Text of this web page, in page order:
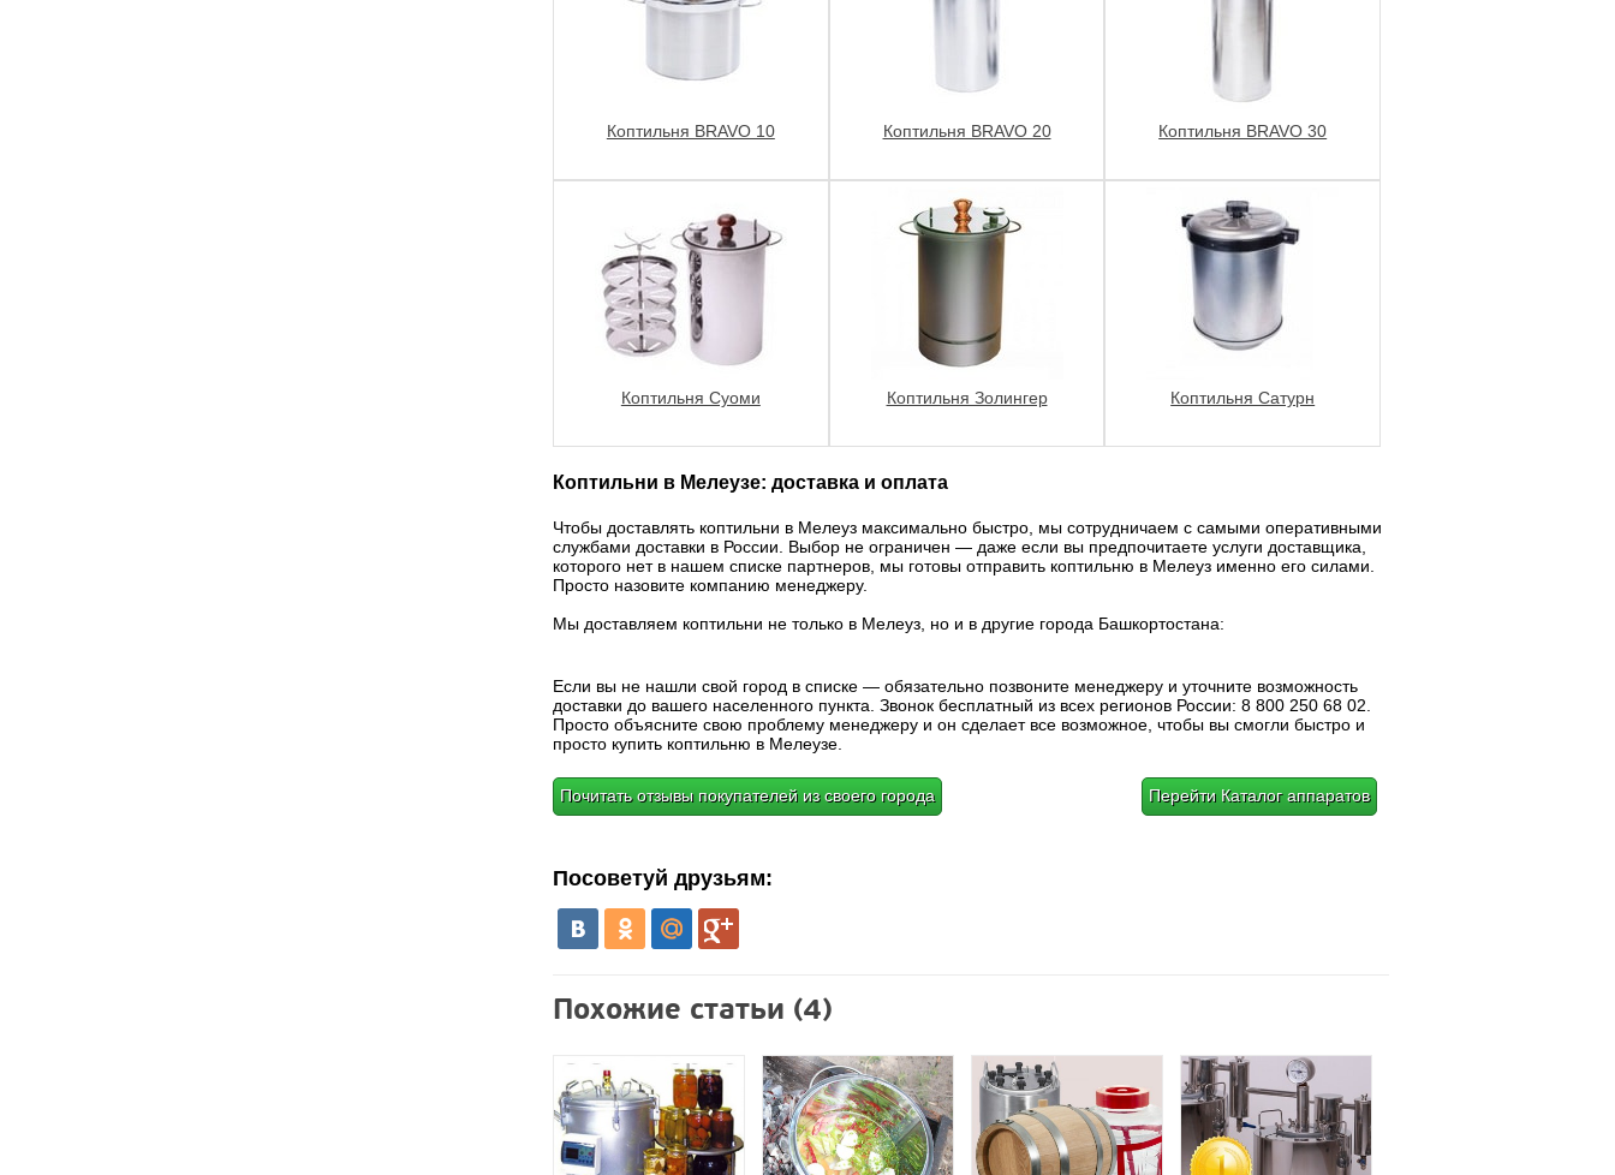
Коптильня BRAVO 10 Коптильня BRAVO 20 Коптильня BRAVO 30
Коптильня Суоми Коптильня Золингер Коптильня Сатурн
Коптильни в Мелеузе: доставка и оплата
Чтобы доставлять коптильни в Мелеуз максимально быстро, мы сотрудничаем с самыми оперативными
службами доставки в России. Выбор не ограничен — даже если вы предпочитаете услуги доставщика,
которого нет в нашем списке партнеров, мы готовы отправить коптильню в Мелеуз именно его силами.
Просто назовите компанию менеджеру.
Мы доставляем коптильни не только в Мелеуз, но и в другие города Башкортостана:
Если вы не нашли свой город в списке — обязательно позвоните менеджеру и уточните возможность
доставки до вашего населенного пункта. Звонок бесплатный из всех регионов России: 8 800 250 68 02.
Просто объясните свою проблему менеджеру и он сделает все возможное, чтобы вы смогли быстро и
просто купить коптильню в Мелеузе.
Почитать отзывы покупателей из своего города Перейти Каталог аппаратов
Посоветуй друзьям:
Похожие статьи (4)